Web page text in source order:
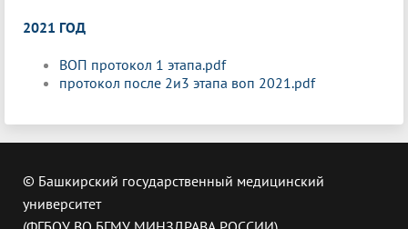
2021 ГОД
ВОП протокол 1 этапа.pdf
протокол после 2и3 этапа воп 2021.pdf
© Башкирский государственный медицинский
университет